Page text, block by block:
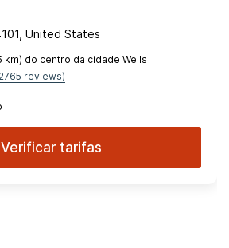
United States
km) do centro da cidade Wells
reviews)
Verificar tarifas